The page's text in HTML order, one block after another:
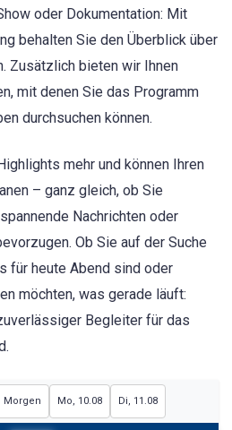
oder Dokumentation: Mit
behalten Sie den Überblick über
Zusätzlich bieten wir Ihnen
mit denen Sie das Programm
durchsuchen können.
mehr und können Ihren
– ganz gleich, ob Sie
Nachrichten oder
Ob Sie auf der Suche
für heute Abend sind oder
möchten, was gerade läuft:
Begleiter für das
Morgen Mo, 10.08 Di, 11.08